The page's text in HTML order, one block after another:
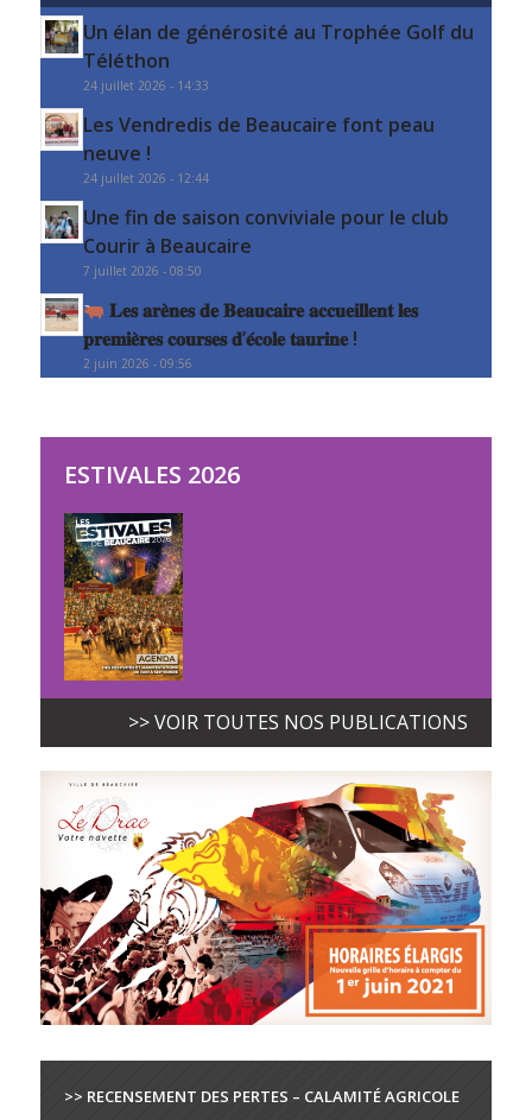
Un élan de générosité au Trophée Golf du
Téléthon
24 juillet 2026 - 14:33
Les Vendredis de Beaucaire font peau
neuve !
24 juillet 2026 - 12:44
Une fin de saison conviviale pour le club
Courir à Beaucaire
7 juillet 2026 - 08:50
𝐋𝐞𝐬 𝐚𝐫𝐞̀𝐧𝐞𝐬 𝐝𝐞 𝐁𝐞𝐚𝐮𝐜𝐚𝐢𝐫𝐞 𝐚𝐜𝐜𝐮𝐞𝐢𝐥𝐥𝐞𝐧𝐭 𝐥𝐞𝐬
𝐩𝐫𝐞𝐦𝐢𝐞̀𝐫𝐞𝐬 𝐜𝐨𝐮𝐫𝐬𝐞𝐬 𝐝’𝐞́𝐜𝐨𝐥𝐞 𝐭𝐚𝐮𝐫𝐢𝐧𝐞 !
2 juin 2026 - 09:56
ESTIVALES 2026
>> VOIR TOUTES NOS PUBLICATIONS
>> RECENSEMENT DES PERTES – CALAMITÉ AGRICOLE